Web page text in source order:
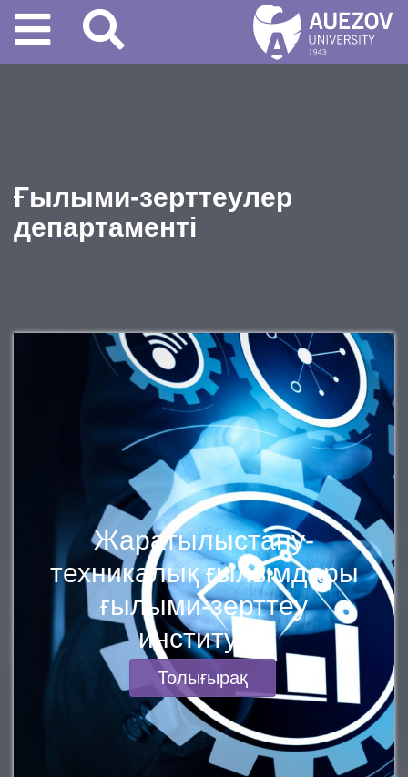
Ғылыми-зерттеулер
департаменті
Жаратылыстану-
техникалық ғылымдары
ғылыми-зерттеу
институты
Толығырақ